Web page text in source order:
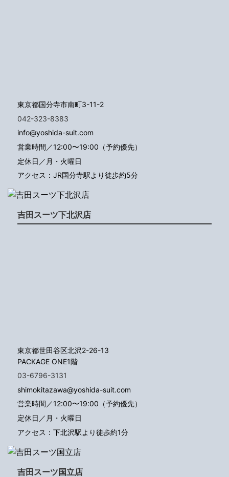
東京都国分寺市南町3-11-2
042-323-8383
info@yoshida-suit.com
営業時間／12:00〜19:00（予約優先）
定休日／月・火曜日
アクセス：JR国分寺駅より徒歩約5分
吉田スーツ下北沢店
東京都世田谷区北沢2-26-13
PACKAGE ONE1階
03-6796-3131
shimokitazawa@yoshida-suit.com
営業時間／12:00〜19:00（予約優先）
定休日／月・火曜日
アクセス：下北沢駅より徒歩約1分
吉田スーツ国立店